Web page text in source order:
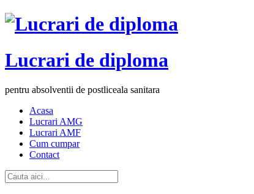
Lucrari de diploma
pentru absolventii de postliceala sanitara
Acasa
Lucrari AMG
Lucrari AMF
Cum cumpar
Contact